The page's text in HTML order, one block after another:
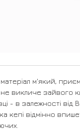
м'який,
не викличе
- в залежності від
кепі відмінно